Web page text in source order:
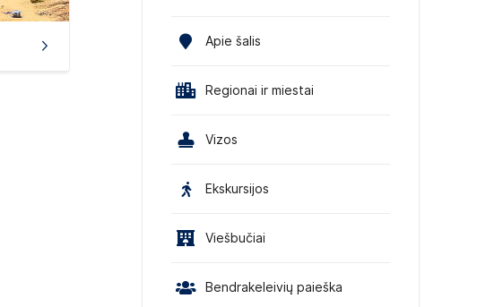
Apie šalis
Regionai ir miestai
Vizos
Ekskursijos
Viešbučiai
Bendrakeleivių paieška